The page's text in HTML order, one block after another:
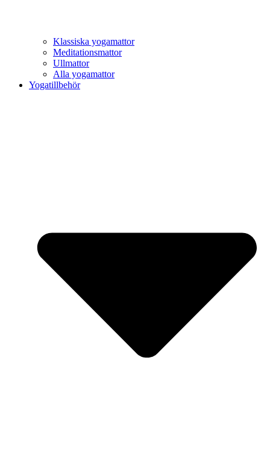
Klassiska yogamattor
Meditationsmattor
Ullmattor
Alla yogamattor
Yogatillbehör